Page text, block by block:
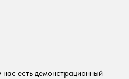
есть демонстрационный